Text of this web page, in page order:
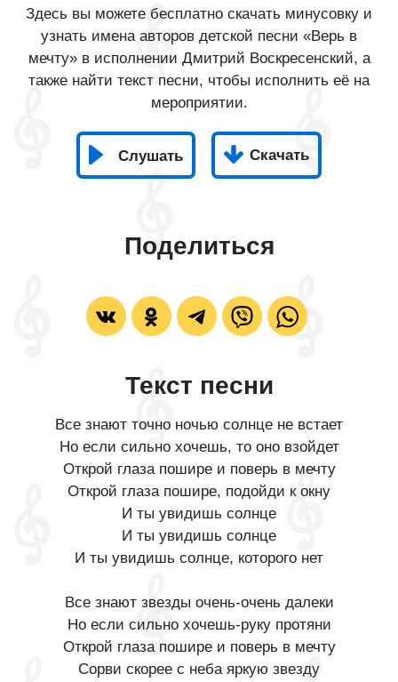
Здесь вы можете бесплатно скачать минусовку и
узнать имена авторов детской песни «Верь в
мечту» в исполнении Дмитрий Воскресенский, а
также найти текст песни, чтобы исполнить её на
мероприятии.
Слушать Скачать
Поделиться
Текст песни
Все знают точно ночью солнце не встает
Но если сильно хочешь, то оно взойдет
Открой глаза пошире и поверь в мечту
Открой глаза пошире, подойди к окну
И ты увидишь солнце
И ты увидишь солнце
И ты увидишь солнце, которого нет
Все знают звезды очень-очень далеки
Но если сильно хочешь-руку протяни
Открой глаза пошире и поверь в мечту
Сорви скорее с неба яркую звезду